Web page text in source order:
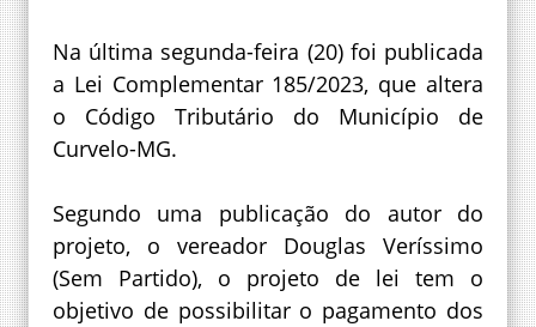
Na última segunda-feira (20) foi publicada
a Lei Complementar 185/2023, que altera
o Código Tributário do Município de
Curvelo-MG.
Segundo uma publicação do autor do
projeto, o vereador Douglas Veríssimo
(Sem Partido), o projeto de lei tem o
objetivo de possibilitar o pagamento dos